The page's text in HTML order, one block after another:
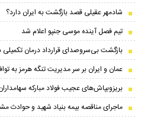
شادمهر عقیلی قصد بازگشت به ایران دارد؟
تیم فصل آینده موسی جنپو اعلام شد
بازگشت بی‌سروصدای قرارداد درمان
عمان و ایران بر سر مدیریت تنگه هرمز به
بریزوبپاش‌های عجیب فولاد مبارکه
ماجرای مناقصه بیمه بنیاد شهید و حوادث